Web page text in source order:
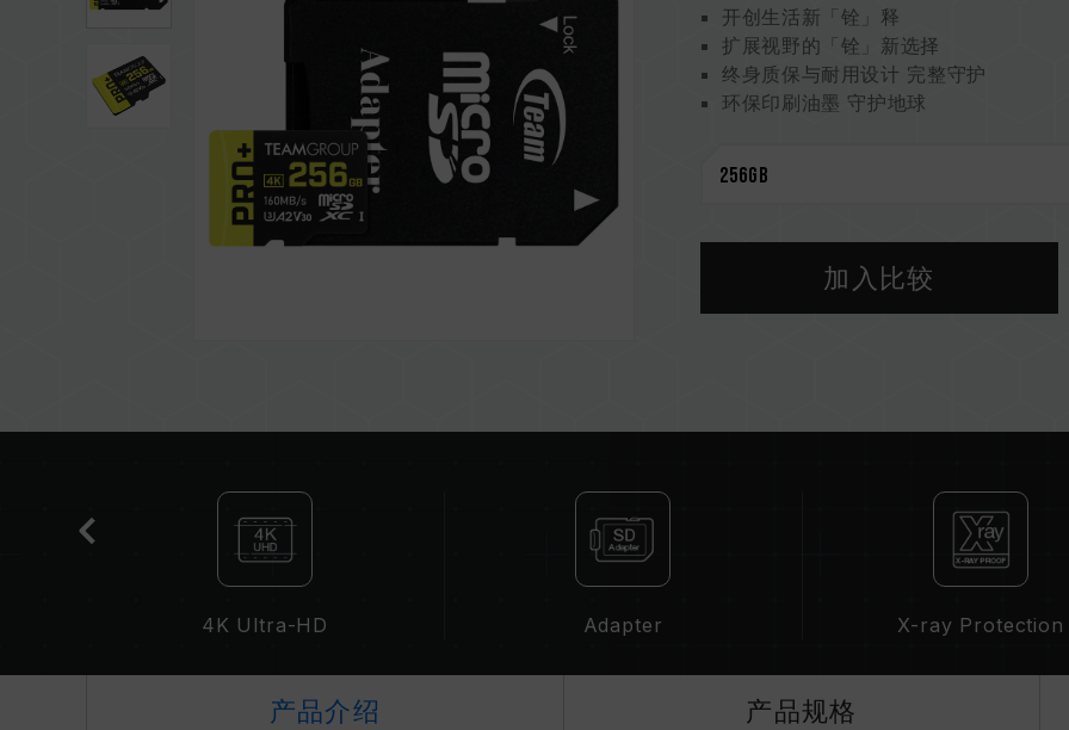
开创生活新「铨」释
扩展视野的「铨」新选择
终身质保与耐用设计 完整守护
环保印刷油墨 守护地球
加入比较
4K Ultra-HD Adapter X-ray Protection
产品介绍 产品规格